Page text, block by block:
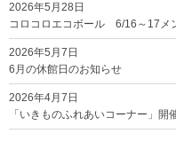
2026年5月28日
コロコロエコボール 6/16～17メ
2026年5月7日
6月の休館日のお知らせ
2026年4月7日
「いきものふれあいコーナー」